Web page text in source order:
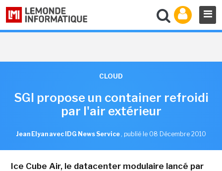
CLOUD
SGI propose un container refroidi
par l'air extérieur
Jean Elyan avec IDG News Service , publié le 08 Décembre 2010
Ice Cube Air, le datacenter modulaire lancé par